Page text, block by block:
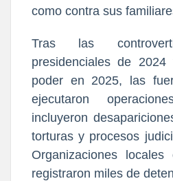
como contra sus
Tras las
presidenciales de
poder en 2025, las
ejecutaron
incluyeron
torturas y procesos
Organizaciones
registraron miles de